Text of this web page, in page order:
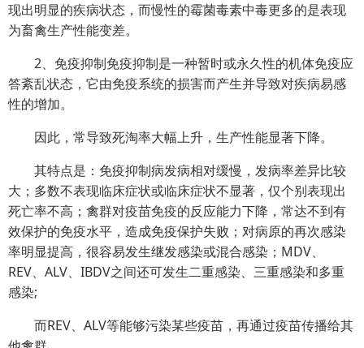
现出明显的疾病状态，而慢性的霉菌毒素中毒更多的是表现
为畜禽生产性能变差。
2、免疫抑制免疫抑制是一种暂时或永久性的机体免疫应
答紊乱状态，它由免疫系统的损害而产生并导致对疾病易感
性的增加。
因此，常导致死淘率大幅上升，生产性能显著下降。
其特点是：免疫抑制病发病相对缓慢，发病率差异比较
大；多数不表现临床症状或临床症状不显著，仅个别表现出
死亡率不高；禽群对疫苗免疫的反应能力下降，常达不到有
效保护的免疫水平，造成免疫保护失败；对病原的再次感染
率明显提高，很容易发生继发感染或混合感染；MDV、
REV、ALV、IBDV之间还可发生二重感染、三重感染和多重
感染;
而REV、ALV等能够污染某些疫苗，再通过疫苗传播给其